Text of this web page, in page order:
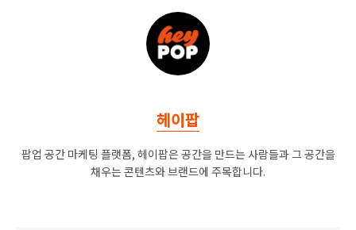
헤이팝
팝업 공간 마케팅 플랫폼, 헤이팝은 공간을 만드는 사람들과 그 공간을
채우는 콘텐츠와 브랜드에 주목합니다.